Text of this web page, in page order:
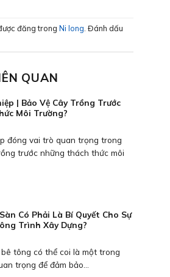
đăng trong Ni long. Đánh dấu
QUAN
| Bảo Vệ Cây Trồng Trước
Môi Trường?
đóng vai trò quan trọng trong
trước những thách thức môi
Có Phải Là Bí Quyết Cho Sự
Trình Xây Dựng?
tông có thể coi là một trong
trọng để đảm bảo...